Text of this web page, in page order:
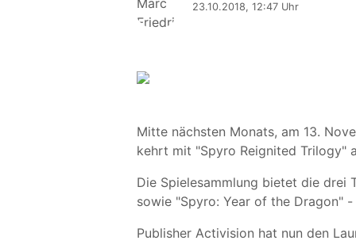
23.10.2018, 12:47 Uhr
Mitte nächsten Monats, am 13.
kehrt mit "Spyro Reignited Trilogy"
Die Spielesammlung bietet die drei
sowie "Spyro: Year of the Dragon"
Publisher Activision hat nun den